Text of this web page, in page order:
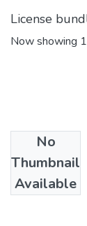
License
Now showing
No
Thumbnail
Available